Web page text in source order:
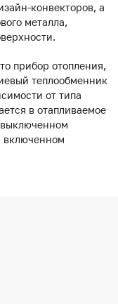
конвекторов, а
металла,
прибор отопления,
теплообменник
от типа
в отапливаемое
включенном